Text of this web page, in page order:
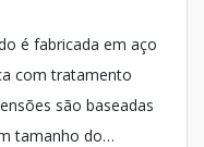
é fabricada em aço
com tratamento
são baseadas
tamanho do